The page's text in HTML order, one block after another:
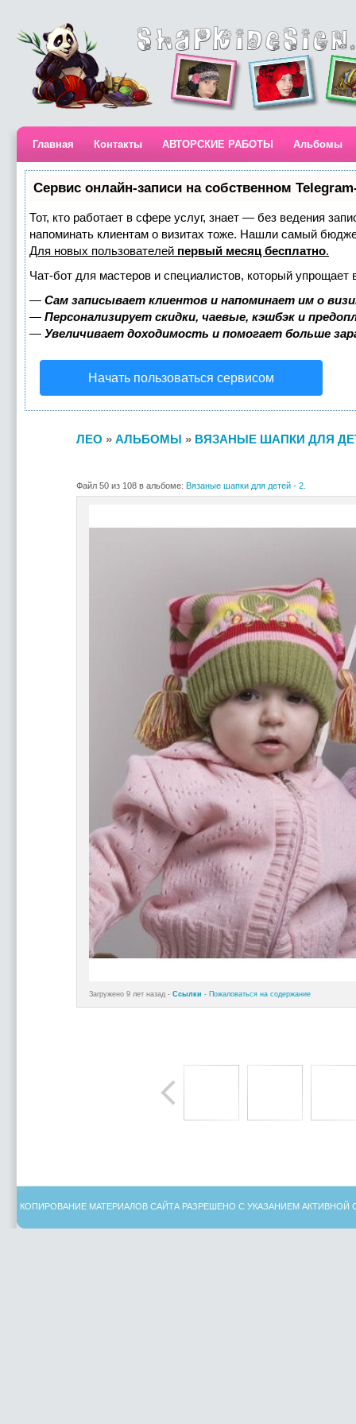
Главная Контакты АВТОРСКИЕ РАБОТЫ Альбомы
Сервис онлайн-записи на собственном
Тот, кто работает в сфере услуг, знает — без ведения
напоминать клиентам о визитах тоже. Нашли самый
Для новых пользователей первый месяц бесплатно.
Чат-бот для мастеров и специалистов, который упрощает
— Сам записывает клиентов и напоминает им о
— Персонализирует скидки, чаевые, кэшбэк и
— Увеличивает доходимость и помогает больше
Начать пользоваться сервисом
ЛЕО » АЛЬБОМЫ » ВЯЗАНЫЕ ШАПКИ ДЛЯ
Файл 50 из 108 в альбоме: Вязаные шапки для детей - 2.
Загружено 9 лет назад - Ссылки - Пожаловаться на содержание
КОПИРОВАНИЕ МАТЕРИАЛОВ САЙТА РАЗРЕШЕНО С УКАЗАНИЕМ АКТИВНОЙ